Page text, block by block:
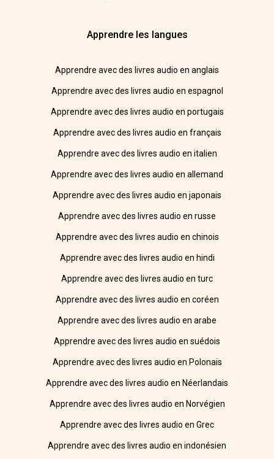
Apprendre les langues
Apprendre avec des livres audio en anglais
Apprendre avec des livres audio en espagnol
Apprendre avec des livres audio en portugais
Apprendre avec des livres audio en français
Apprendre avec des livres audio en italien
Apprendre avec des livres audio en allemand
Apprendre avec des livres audio en japonais
Apprendre avec des livres audio en russe
Apprendre avec des livres audio en chinois
Apprendre avec des livres audio en hindi
Apprendre avec des livres audio en turc
Apprendre avec des livres audio en coréen
Apprendre avec des livres audio en arabe
Apprendre avec des livres audio en suédois
Apprendre avec des livres audio en Polonais
Apprendre avec des livres audio en Néerlandais
Apprendre avec des livres audio en Norvégien
Apprendre avec des livres audio en Grec
Apprendre avec des livres audio en indonésien